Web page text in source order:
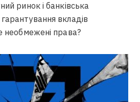
ринок і банківська
вкладів
необмежені права?